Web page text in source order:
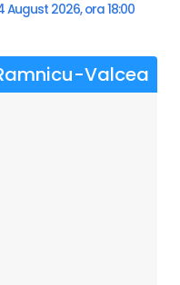
August 2026, ora 18:00
Valcea